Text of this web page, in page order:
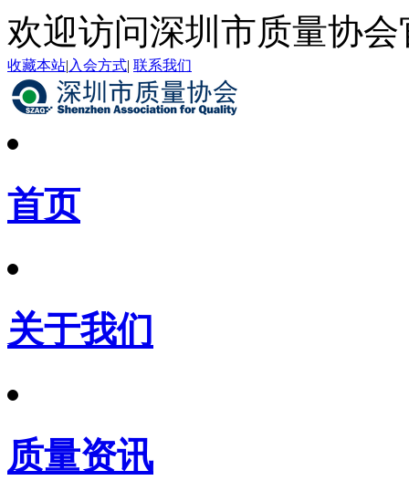
欢迎访问深圳市质量协会
收藏本站| 入会方式| 联系我们
首页
关于我们
质量资讯